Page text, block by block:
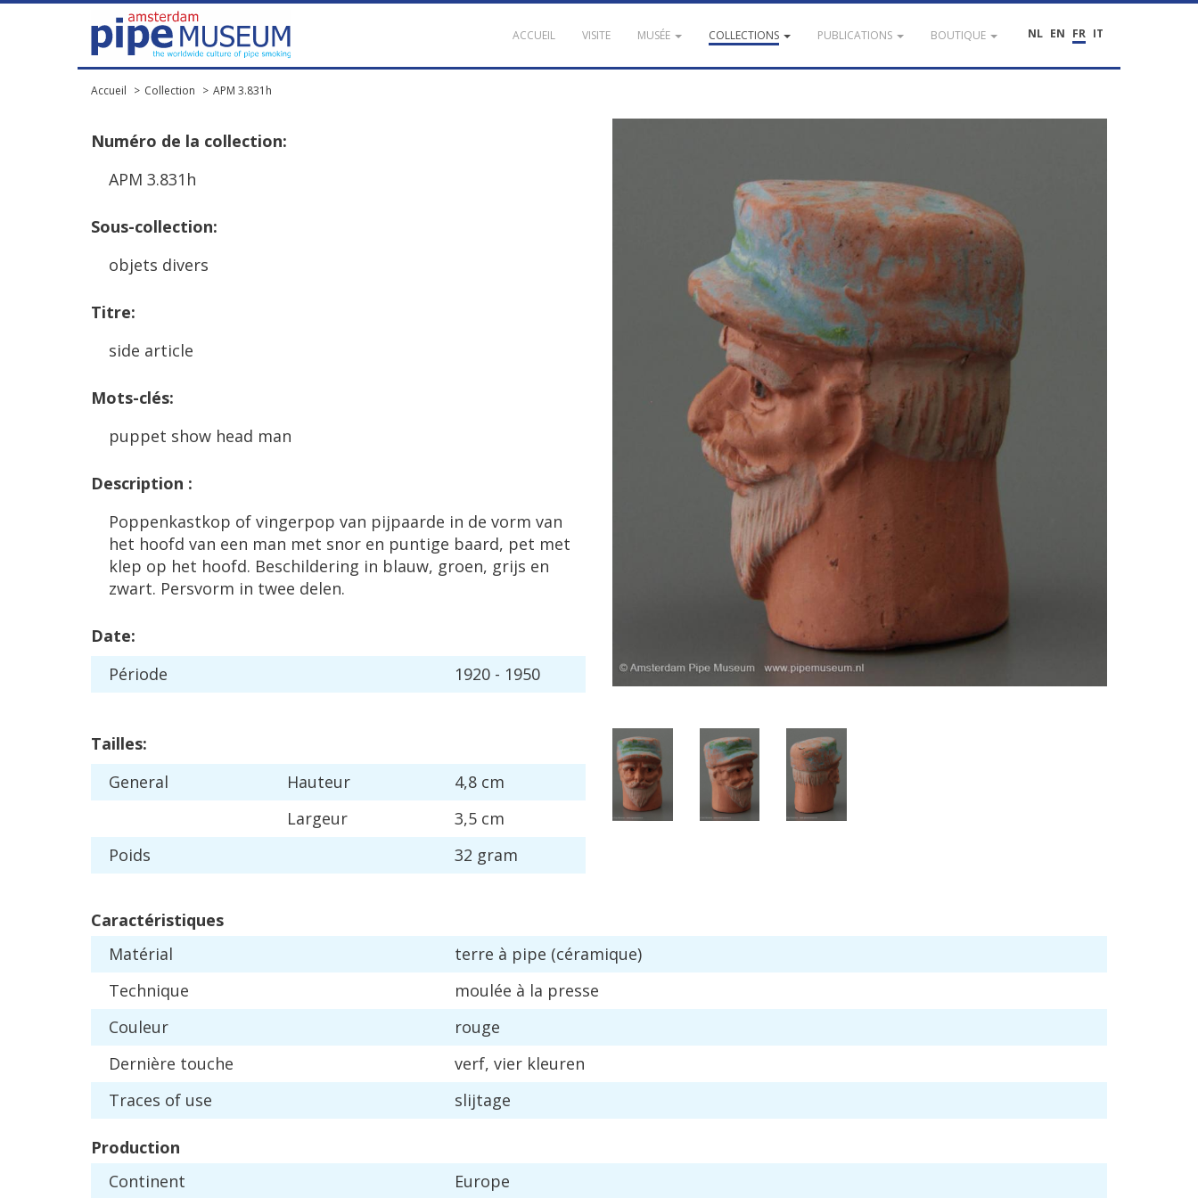
NL EN FR IT
ACCUEIL VISITE MUSÉE COLLECTIONS PUBLICATIONS BOUTIQUE
Accueil Collection APM 3.831h
Numéro de la collection:
APM 3.831h
Sous-collection:
objets divers
Titre:
side article
Mots-clés:
puppet show head man
Description :
Poppenkastkop of vingerpop van pijpaarde in de vorm van
het hoofd van een man met snor en puntige baard, pet met
klep op het hoofd. Beschildering in blauw, groen, grijs en
zwart. Persvorm in twee delen.
Date:
Période 1920 - 1950
Tailles:
General
Hauteur 4,8 cm
Largeur
3,5 cm
Poids
32 gram
Caractéristiques
Matérial terre à pipe (céramique)
Technique
moulée à la presse
Couleur
rouge
Dernière touche verf, vier kleuren
Traces of use slijtage
Production
Continent
Europe